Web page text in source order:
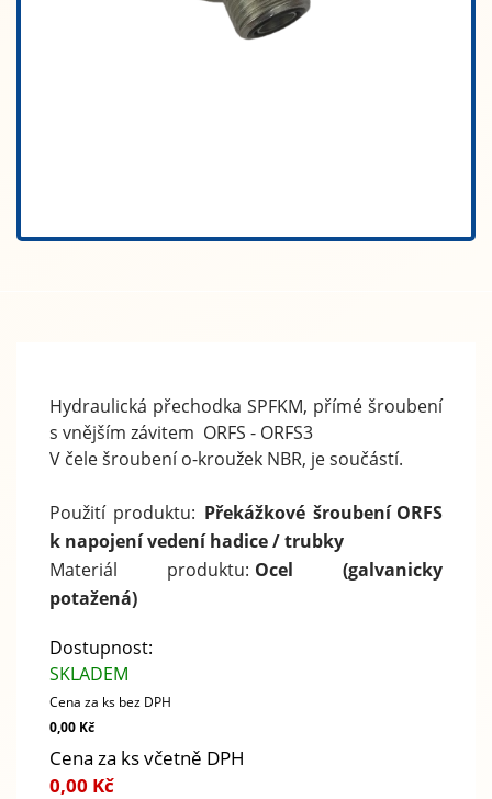
Hydraulická přechodka SPFKM, přímé šroubení
s vnějším závitem ORFS - ORFS3
V čele šroubení o-kroužek NBR, je součástí.
Použití produktu: Překážkové šroubení ORFS
k napojení vedení hadice / trubky
Materiál produktu: Ocel (galvanicky
potažená)
Dostupnost:
SKLADEM
Cena za ks bez DPH
0,00 Kč
Cena za ks včetně DPH
0,00 Kč